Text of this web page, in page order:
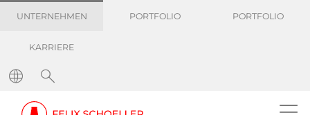
UNTERNEHMEN PORTFOLIO PORTFOLIO
KARRIERE